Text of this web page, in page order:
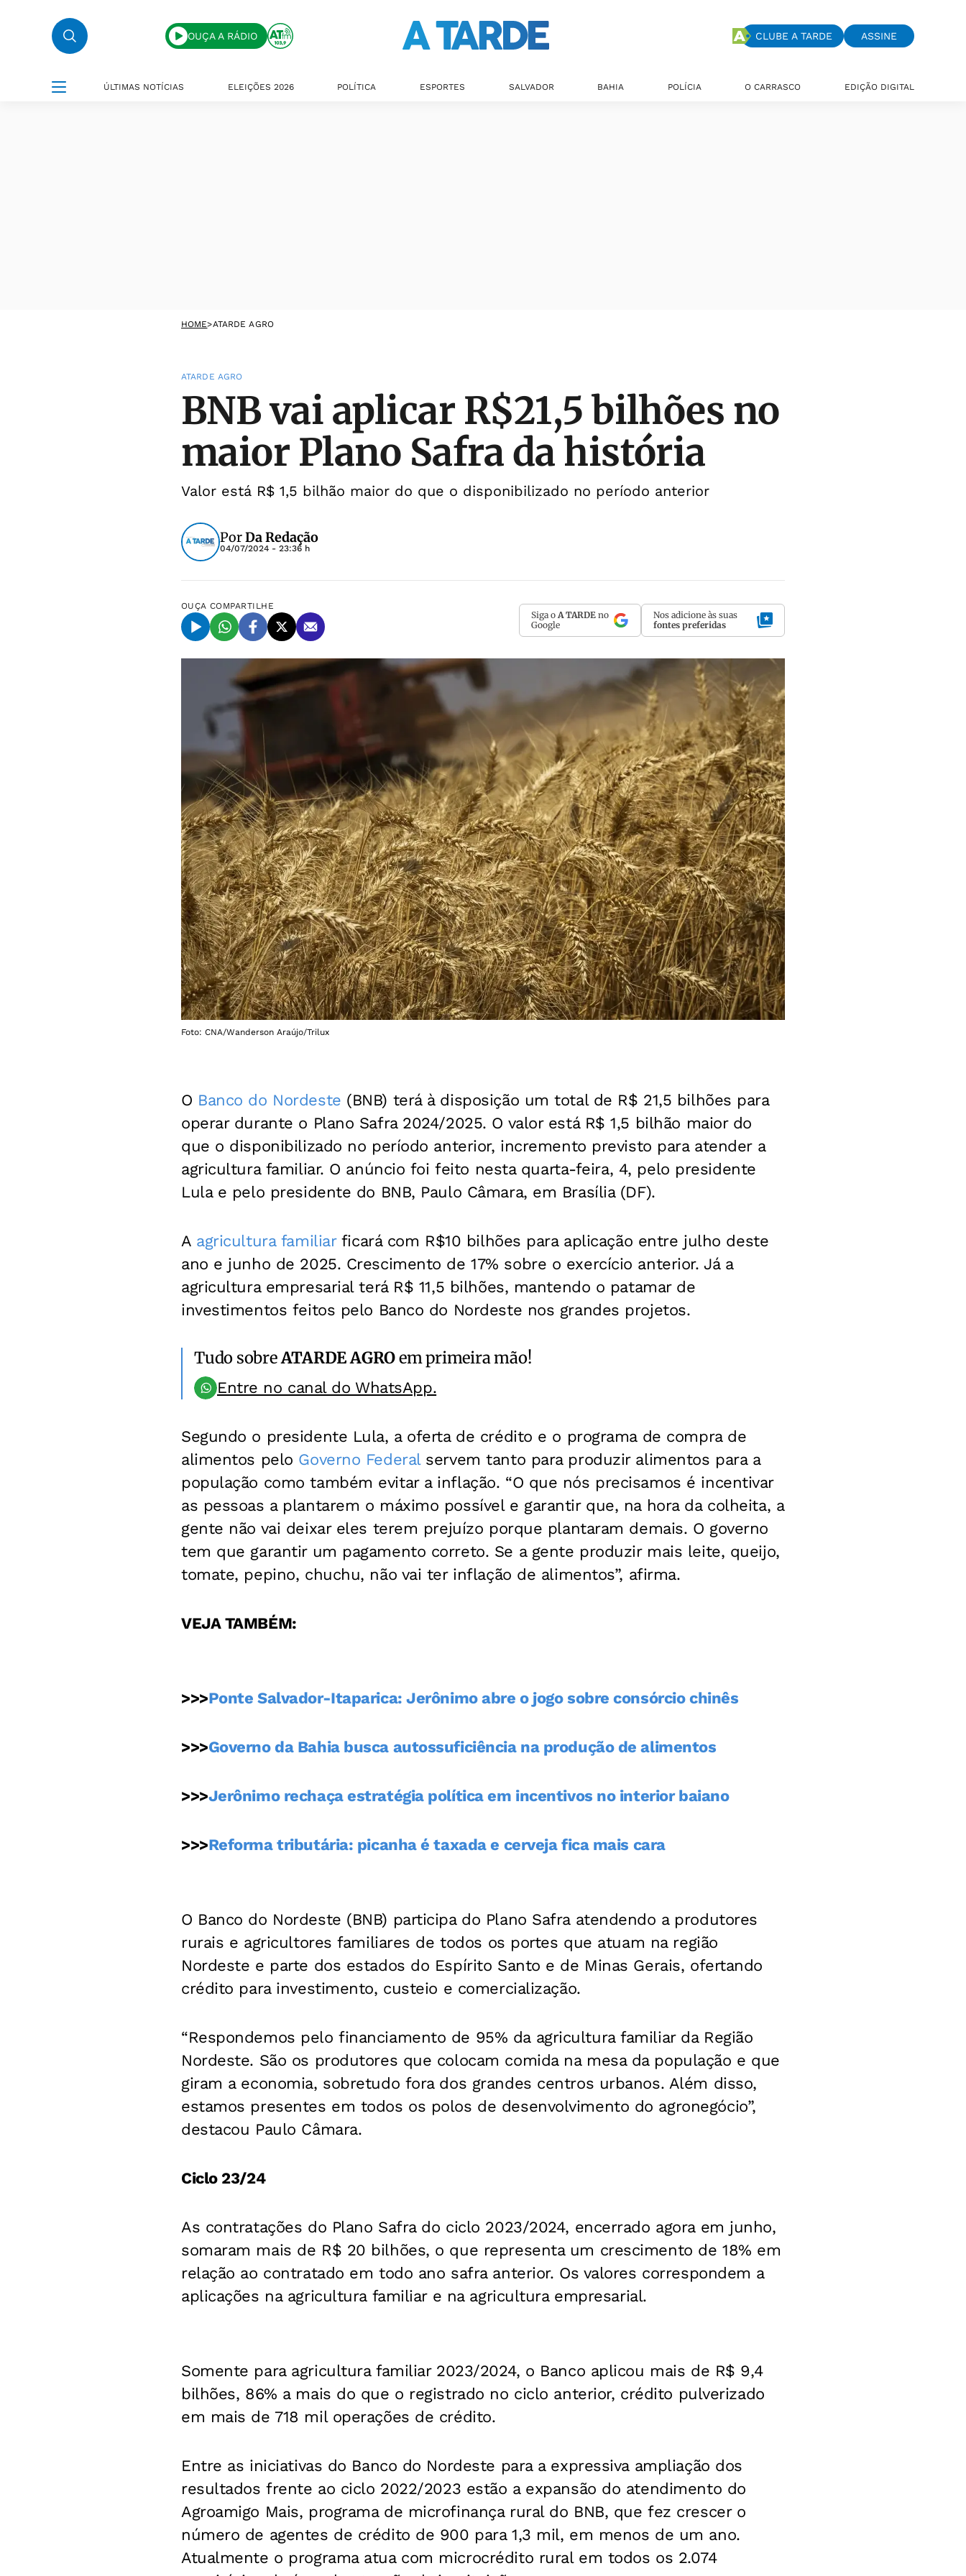
OUÇA A RÁDIO CLUBE A TARDE ASSINE
ÚLTIMAS NOTÍCIAS ELEIÇÕES 2026 POLÍTICA ESPORTES SALVADOR BAHIA POLÍCIA O CARRASCO EDIÇÃO DIGITAL
HOME>ATARDE AGRO
ATARDE AGRO
BNB vai aplicar R$21,5 bilhões no
maior Plano Safra da história
Valor está R$ 1,5 bilhão maior do que o disponibilizado no período anterior
PorDa Redação
04/07/2024 - 23:36 h
OUÇA COMPARTILHE
Siga o A TARDE no
Google
Nos adicione às suas
fontes preferidas
Foto: CNA/Wanderson Araújo/Trilux
O Banco do Nordeste (BNB) terá à disposição um total de R$ 21,5 bilhões para
operar durante o Plano Safra 2024/2025. O valor está R$ 1,5 bilhão maior do
que o disponibilizado no período anterior, incremento previsto para atender a
agricultura familiar. O anúncio foi feito nesta quarta-feira, 4, pelo presidente
Lula e pelo presidente do BNB, Paulo Câmara, em Brasília (DF).
A agricultura familiarficará com R$10 bilhões para aplicação entre julho deste
ano e junho de 2025. Crescimento de 17% sobre o exercício anterior. Já a
agricultura empresarial terá R$ 11,5 bilhões, mantendo o patamar de
investimentos feitos pelo Banco do Nordeste nos grandes projetos.
Tudo sobreATARDE AGROem primeira mão!
Entre no canal do WhatsApp.
Segundo o presidente Lula, a oferta de crédito e o programa de compra de
alimentos pelo Governo Federalservem tanto para produzir alimentos para a
população como também evitar a inflação. “O que nós precisamos é incentivar
as pessoas a plantarem o máximo possível e garantir que, na hora da colheita, a
gente não vai deixar eles terem prejuízo porque plantaram demais. O governo
tem que garantir um pagamento correto. Se a gente produzir mais leite, queijo,
tomate, pepino, chuchu, não vai ter inflação de alimentos”, afirma.
VEJA TAMBÉM:
>>>Ponte Salvador-Itaparica: Jerônimo abre o jogo sobre consórcio chinês
>>>Governo da Bahia busca autossuficiência na produção de alimentos
>>>Jerônimo rechaça estratégia política em incentivos no interior baiano
>>>Reforma tributária: picanha é taxada e cerveja fica mais cara
O Banco do Nordeste (BNB) participa do Plano Safra atendendo a produtores
rurais e agricultores familiares de todos os portes que atuam na região
Nordeste e parte dos estados do Espírito Santo e de Minas Gerais, ofertando
crédito para investimento, custeio e comercialização.
“Respondemos pelo financiamento de 95% da agricultura familiar da Região
Nordeste. São os produtores que colocam comida na mesa da população e que
giram a economia, sobretudo fora dos grandes centros urbanos. Além disso,
estamos presentes em todos os polos de desenvolvimento do agronegócio”,
destacou Paulo Câmara.
Ciclo 23/24
As contratações do Plano Safra do ciclo 2023/2024, encerrado agora em junho,
somaram mais de R$ 20 bilhões, o que representa um crescimento de 18% em
relação ao contratado em todo ano safra anterior. Os valores correspondem a
aplicações na agricultura familiar e na agricultura empresarial.
Somente para agricultura familiar 2023/2024, o Banco aplicou mais de R$ 9,4
bilhões, 86% a mais do que o registrado no ciclo anterior, crédito pulverizado
em mais de 718 mil operações de crédito.
Entre as iniciativas do Banco do Nordeste para a expressiva ampliação dos
resultados frente ao ciclo 2022/2023 estão a expansão do atendimento do
Agroamigo Mais, programa de microfinança rural do BNB, que fez crescer o
número de agentes de crédito de 900 para 1,3 mil, em menos de um ano.
Atualmente o programa atua com microcrédito rural em todos os 2.074